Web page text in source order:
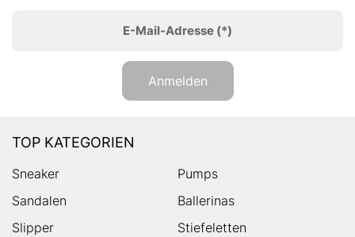
E-Mail-Adresse (*)
Anmelden
TOP KATEGORIEN
Sneaker
Pumps
Sandalen
Ballerinas
Slipper
Stiefeletten